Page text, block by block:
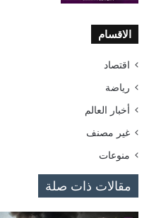
الاقسام
اقتصاد
رياضة
أخبار العالم
غير مصنف
منوعات
مقالات ذات صلة